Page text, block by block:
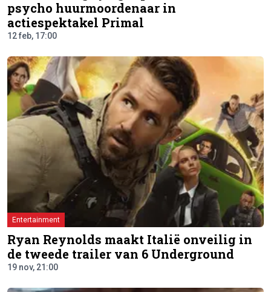
psycho huurmoordenaar in
actiespektakel Primal
12 feb, 17:00
Entertainment
Ryan Reynolds maakt Italië onveilig in
de tweede trailer van 6 Underground
19 nov, 21:00